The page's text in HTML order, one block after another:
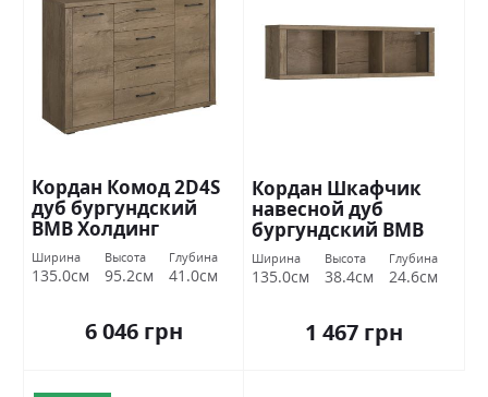
Кордан Комод 2D4S
дуб бургундский
ВМВ Холдинг
Ширина
135.0см
Высота
95.2см
Глубина
41.0см
6 046 грн
Кордан Шкафчик
навесной дуб
бургундский ВМВ
Холдинг
Ширина
135.0см
Высота
38.4см
Глубина
24.6см
1 467 грн